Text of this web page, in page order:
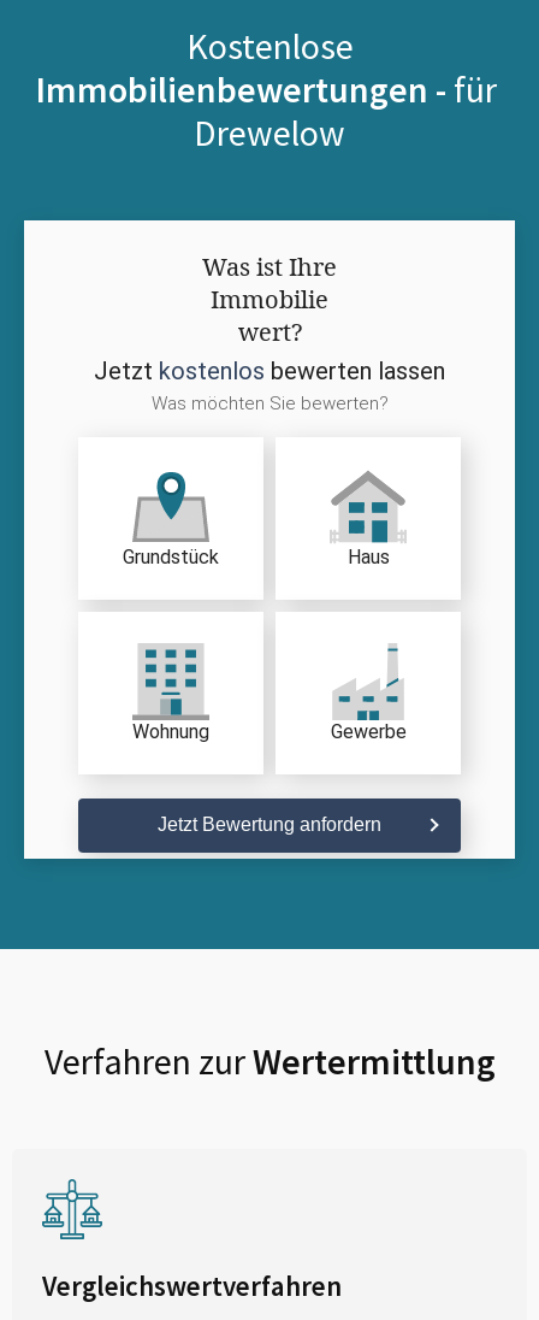
Kostenlose
Immobilienbewertungen - für
Drewelow
Was ist Ihre
Immobilie
wert?
Jetzt kostenlos bewerten lassen
Was möchten Sie bewerten?
Grundstück Haus
Wohnung Gewerbe
Jetzt Bewertung anfordern
Verfahren zurWertermittlung
Vergleichswertverfahren